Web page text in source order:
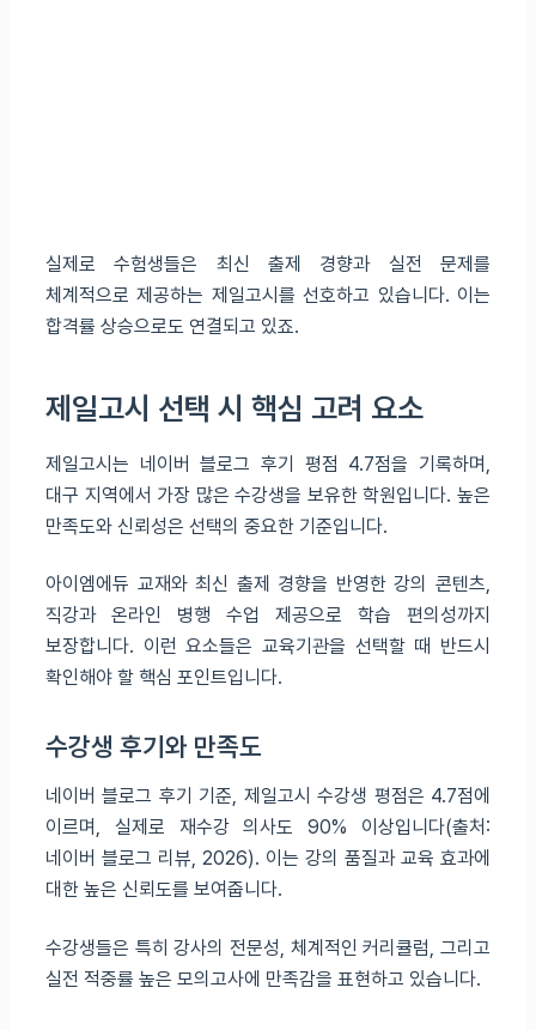
실제로 수험생들은 최신 출제 경향과 실전 문제를
체계적으로 제공하는 제일고시를 선호하고 있습니다. 이는
합격률 상승으로도 연결되고 있죠.
제일고시 선택 시 핵심 고려 요소
제일고시는 네이버 블로그 후기 평점 4.7점을 기록하며,
대구 지역에서 가장 많은 수강생을 보유한 학원입니다. 높은
만족도와 신뢰성은 선택의 중요한 기준입니다.
아이엠에듀 교재와 최신 출제 경향을 반영한 강의 콘텐츠,
직강과 온라인 병행 수업 제공으로 학습 편의성까지
보장합니다. 이런 요소들은 교육기관을 선택할 때 반드시
확인해야 할 핵심 포인트입니다.
수강생 후기와 만족도
네이버 블로그 후기 기준, 제일고시 수강생 평점은 4.7점에
이르며, 실제로 재수강 의사도 90% 이상입니다(출처:
네이버 블로그 리뷰, 2026). 이는 강의 품질과 교육 효과에
대한 높은 신뢰도를 보여줍니다.
수강생들은 특히 강사의 전문성, 체계적인 커리큘럼, 그리고
실전 적중률 높은 모의고사에 만족감을 표현하고 있습니다.